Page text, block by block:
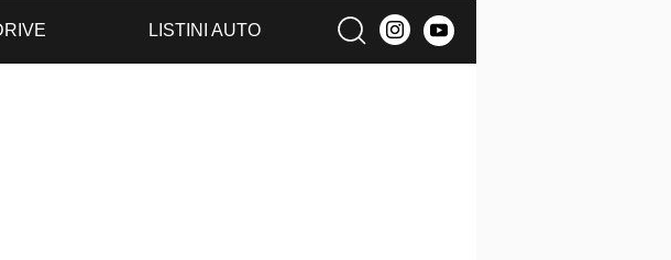
LISTINI AUTO